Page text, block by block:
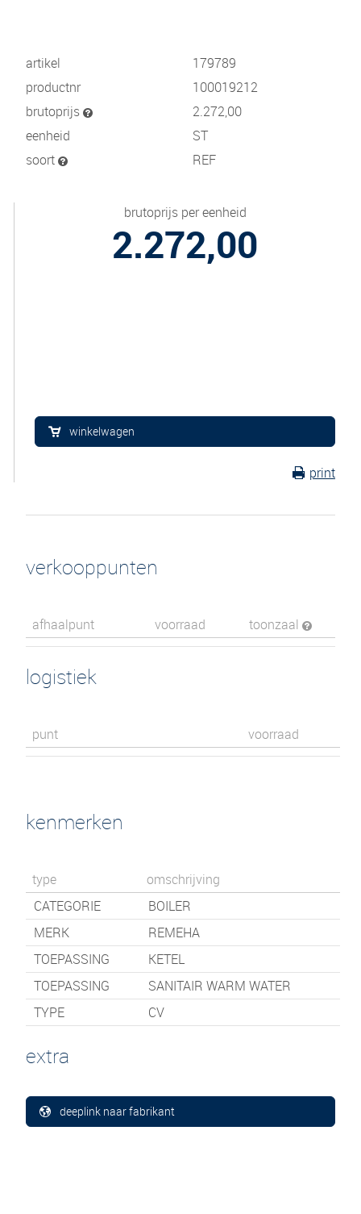
artikel
179789
productnr
100019212
brutoprijs
2.272,00
eenheid
ST
soort
REF
brutoprijs per eenheid
2.272,00
winkelwagen
print
verkooppunten
afhaalpunt voorraad toonzaal
logistiek
punt voorraad
kenmerken
type
omschrijving
CATEGORIE
BOILER
MERK
REMEHA
TOEPASSING
KETEL
TOEPASSING
SANITAIR WARM WATER
TYPE
CV
extra
deeplink naar fabrikant